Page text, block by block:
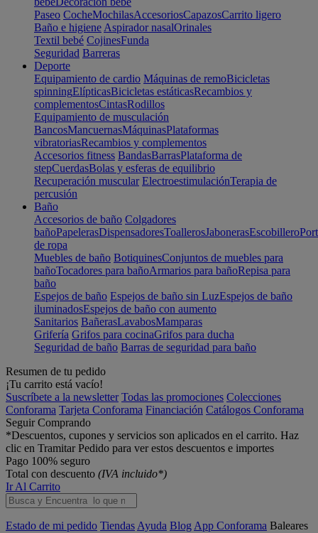
Paseo CocheMochilasAccesoriosCapazosCarrito ligero
Baño e higiene Aspirador nasalOrinales
Textil bebé CojinesFunda
Seguridad Barreras
Deporte
Equipamiento de cardio Máquinas de remoBicicletas
spinningElípticasBicicletas estáticasRecambios y
complementosCintasRodillos
Equipamiento de musculación
BancosMancuernasMáquinasPlataformas
vibratoriasRecambios y complementos
Accesorios fitness BandasBarrasPlataforma de
stepCuerdasBolas y esferas de equilibrio
Recuperación muscular ElectroestimulaciónTerapia de
percusión
Baño
Accesorios de baño Colgadores
bañoPapelerasDispensadoresToallerosJabonerasEscobillero
de ropa
Muebles de baño BotiquinesConjuntos de muebles para
bañoTocadores para bañoArmarios para bañoRepisa para
baño
Espejos de baño Espejos de baño sin LuzEspejos de baño
iluminadosEspejos de baño con aumento
Sanitarios BañerasLavabosMamparas
Grifería Grifos para cocinaGrifos para ducha
Seguridad de baño Barras de seguridad para baño
Resumen de tu pedido
¡Tu carrito está vacío!
Suscríbete a la newsletter Todas las promociones Colecciones
Conforama Tarjeta Conforama Financiación Catálogos Conforama
Seguir Comprando
*Descuentos, cupones y servicios son aplicados en el carrito. Haz
clic en Tramitar Pedido para ver estos descuentos e importes
Pago 100% seguro
Total con descuento (IVA incluido*)
Ir Al Carrito
Estado de mi pedido Tiendas Ayuda Blog App Conforama Baleares